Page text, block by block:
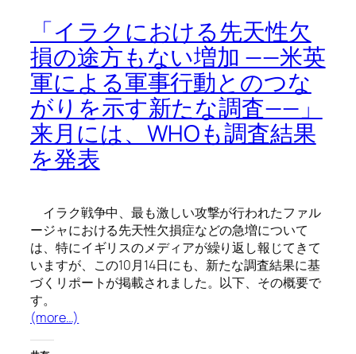
「イラクにおける先天性欠
損の途方もない増加 ——米英
軍による軍事行動とのつな
がりを示す新たな調査——」
来月には、WHOも調査結果
を発表
イラク戦争中、最も激しい攻撃が行われたファル
ージャにおける先天性欠損症などの急増について
は、特にイギリスのメディアが繰り返し報じてきて
いますが、この10月14日にも、新たな調査結果に基
づくリポートが掲載されました。以下、その概要で
す。
(more…)